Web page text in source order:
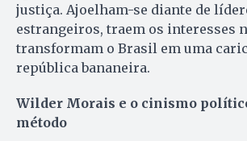
justiça. Ajoelham-se diante de
estrangeiros, traem os interesses
transformam o Brasil em uma
república bananeira.
Wilder Morais e o cinismo
método